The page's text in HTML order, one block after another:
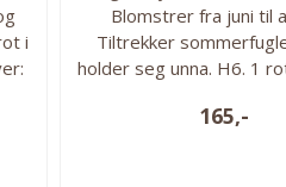
i
Blomstrer fra juni til
Tiltrekker
holder seg unna. H6. 1
april
165,-